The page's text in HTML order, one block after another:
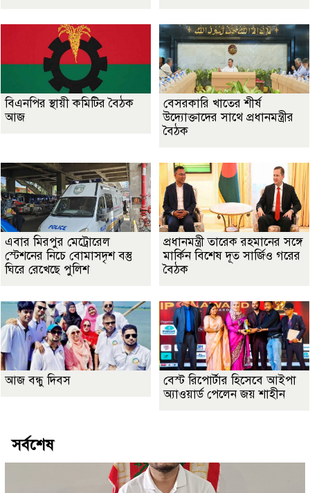
বিএনপির স্থায়ী কমিটির বৈঠক
আজ
বেসরকারি খাতের শীর্ষ
উদ্যোক্তাদের সাথে প্রধানমন্ত্রীর
বৈঠক
এবার মিরপুর মেট্রোরেল
স্টেশনের নিচে বোমাসদৃশ বস্তু
ঘিরে রেখেছে পুলিশ
প্রধানমন্ত্রী তারেক রহমানের সঙ্গে
মার্কিন বিশেষ দূত সার্জিও গরের
বৈঠক
আজ বন্ধু দিবস
বেস্ট রিপোর্টার হিসেবে আইপা
অ্যাওয়ার্ড পেলেন জয় শাহীন
সর্বশেষ